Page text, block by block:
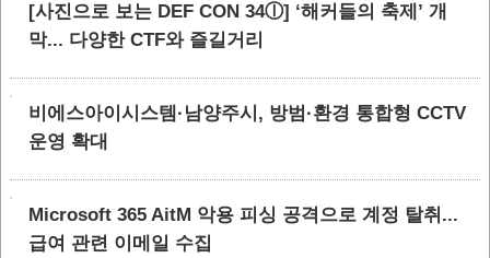
[사진으로 보는 DEF CON 34ⓛ] ‘해커들의 축제’ 개
막... 다양한 CTF와 즐길거리
비에스아이시스템·남양주시, 방범·환경 통합형 CCTV
운영 확대
Microsoft 365 AitM 악용 피싱 공격으로 계정 탈취...
급여 관련 이메일 수집